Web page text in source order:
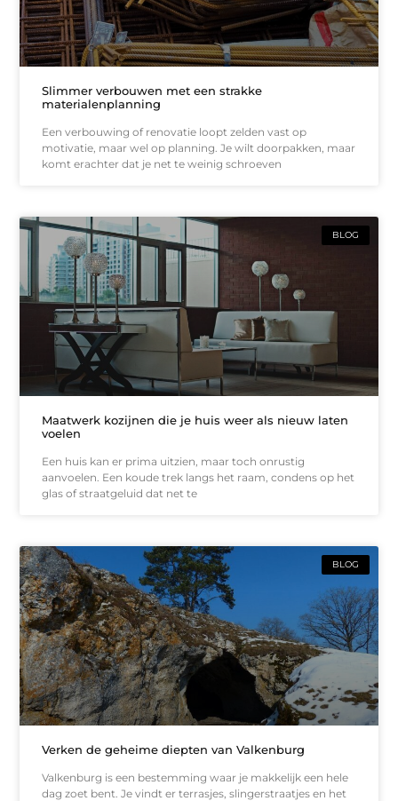
Slimmer verbouwen met een strakke
materialenplanning
Een verbouwing of renovatie loopt zelden vast op
motivatie, maar wel op planning. Je wilt doorpakken, maar
komt erachter dat je net te weinig schroeven
BLOG
Maatwerk kozijnen die je huis weer als nieuw laten
voelen
Een huis kan er prima uitzien, maar toch onrustig
aanvoelen. Een koude trek langs het raam, condens op het
glas of straatgeluid dat net te
BLOG
Verken de geheime diepten van Valkenburg
Valkenburg is een bestemming waar je makkelijk een hele
dag zoet bent. Je vindt er terrasjes, slingerstraatjes en het